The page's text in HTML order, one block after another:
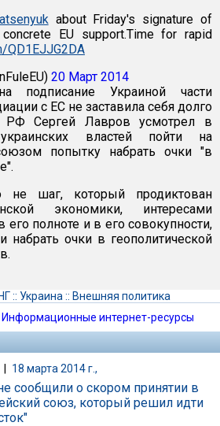
about Friday's signature of
EU support.Time for rapid
QD1EJJG2DA
20 Март 2014
подписание Украиной части
с ЕС не заставила себя долго
Сергей Лавров усмотрел в
властей пойти на
попытку набрать очки "в
шаг, который продиктован
экономики, интересами
его полноте и в его совокупности,
набрать очки в геополитической
:: Украина :: Внешняя политика
Информационные интернет-ресурсы
| 18 марта 2014 г.,
сообщили о скором принятии в
союз, который решил идти